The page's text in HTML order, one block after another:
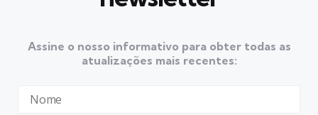
Assine o nosso informativo para obter todas as
atualizações mais recentes: